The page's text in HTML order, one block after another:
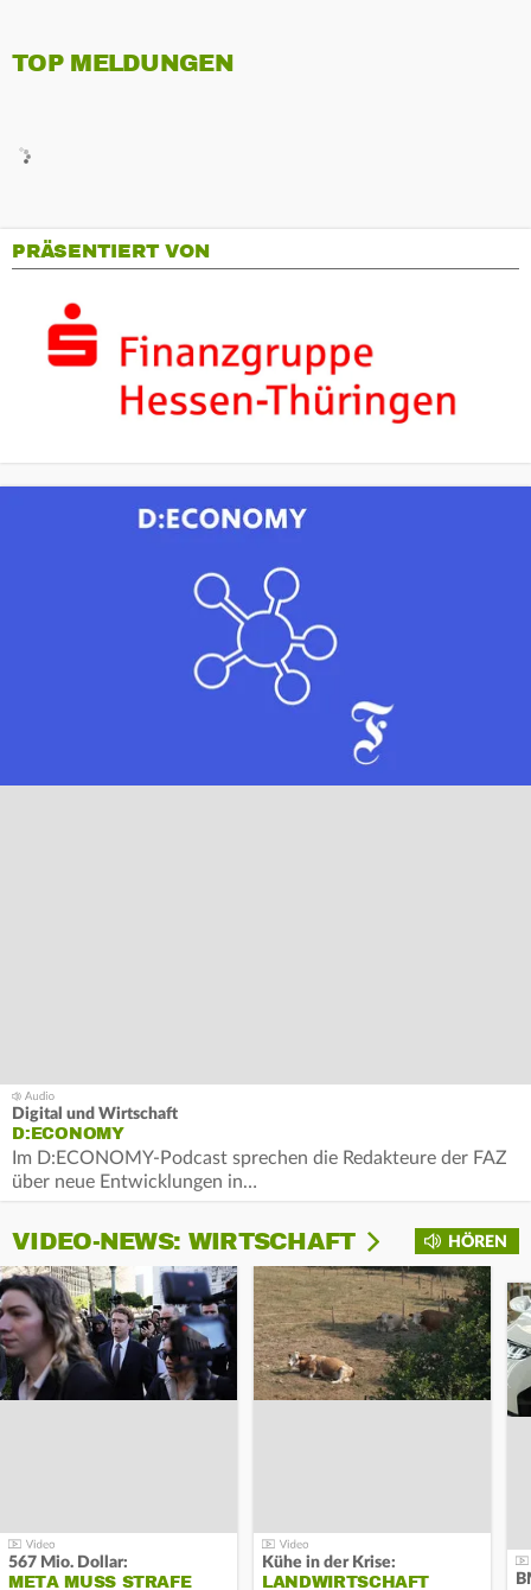
TOP MELDUNGEN
PRÄSENTIERT VON
Digital und Wirtschaft
D:ECONOMY
Im D:ECONOMY-Podcast sprechen die Redakteure der FAZ
über neue Entwicklungen in…
HÖREN
VIDEO-NEWS: WIRTSCHAFT
567 Mio. Dollar:
META MUSS STRAFE
Kühe in der Krise:
LANDWIRTSCHAFT